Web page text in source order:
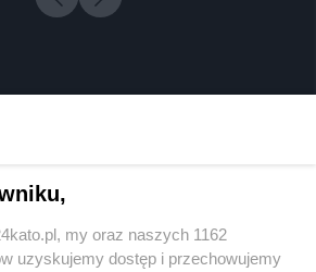
my oraz naszych 1162
uzyskujemy dostęp i przechowujemy